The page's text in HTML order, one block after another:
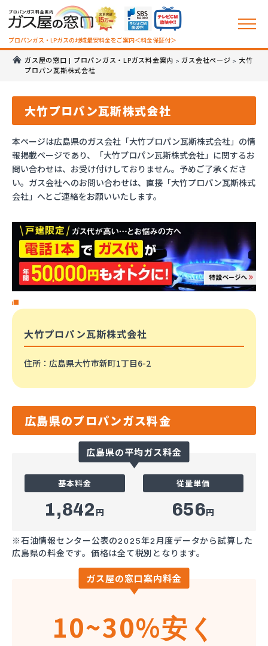
プロパンガス・LPガスの地域最安料金をご案内＜料金保証付＞
ガス屋の窓口 | プロパンガス・LPガス料金案内 >ガス会社ページ > 大竹
プロパン瓦斯株式会社
大竹プロパン瓦斯株式会社
本ページは広島県のガス会社「大竹プロパン瓦斯株式会社」の情
報掲載ページであり、「大竹プロパン瓦斯株式会社」に関するお
問い合わせは、お受け付けしておりません。予めご了承くださ
い。ガス会社へのお問い合わせは、直接「大竹プロパン瓦斯株式
会社」へとご連絡をお願いいたします。
大竹プロパン瓦斯株式会社
住所 ：広島県大竹市新町1丁目6-2
広島県のプロパンガス料金
広島県の平均ガス料金
基本料金
1,842 円
従量単価
656円
※石油情報センター公表の2025年2月度データから試算した
広島県の料金です。価格は全て税別となります。
ガス屋の窓口案内料金
10~30%安く